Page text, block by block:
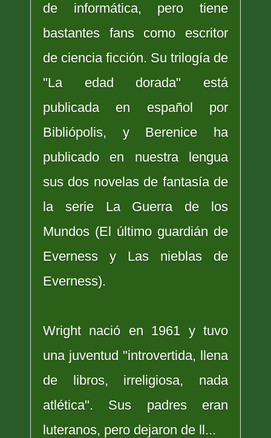
de informática, pero tiene
bastantes fans como escritor
de ciencia ficción. Su trilogía de
"La edad dorada" está
publicada en español por
Bibliópolis, y Berenice ha
publicado en nuestra lengua
sus dos novelas de fantasía de
la serie La Guerra de los
Mundos (El último guardián de
Everness y Las nieblas de
Everness).
Wright nació en 1961 y tuvo
una juventud "introvertida, llena
de libros, irreligiosa, nada
atlética". Sus padres eran
luteranos, pero dejaron de ll...